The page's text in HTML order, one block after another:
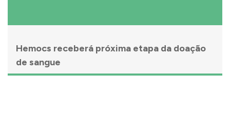
Hemocs receberá próxima etapa da doação
de sangue